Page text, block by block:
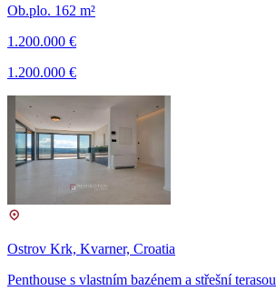
Ob.plo. 162 m²
1.200.000 €
1.200.000 €
Ostrov Krk, Kvarner, Croatia
Penthouse s vlastním bazénem a střešní